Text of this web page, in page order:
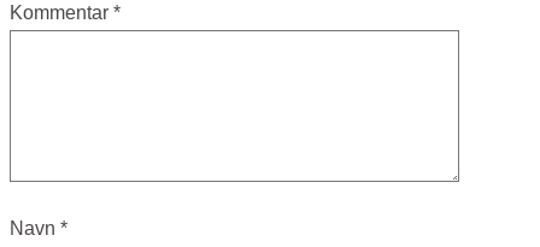
Kommentar *
Navn *